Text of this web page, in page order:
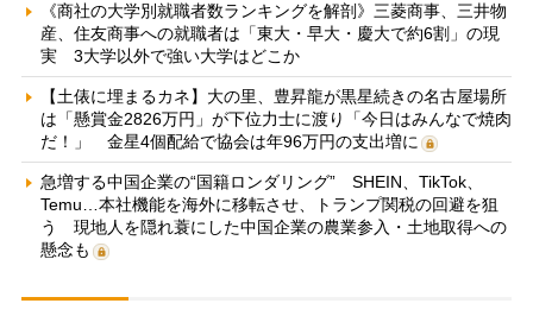
《商社の大学別就職者数ランキングを解剖》三菱商事、三井物
産、住友商事への就職者は「東大・早大・慶大で約6割」の現
実 3大学以外で強い大学はどこか
【土俵に埋まるカネ】大の里、豊昇龍が黒星続きの名古屋場所
は「懸賞金2826万円」が下位力士に渡り「今日はみんなで焼肉
だ！」 金星4個配給で協会は年96万円の支出増に
急増する中国企業の“国籍ロンダリング” SHEIN、TikTok、
Temu…本社機能を海外に移転させ、トランプ関税の回避を狙
う 現地人を隠れ蓑にした中国企業の農業参入・土地取得への
懸念も